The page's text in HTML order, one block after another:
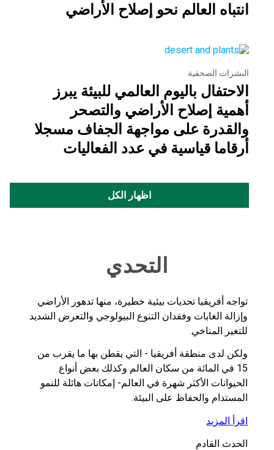
انتباه العالم نحو إصلاح الأراضي
النشرات الصحفية
الاحتفال باليوم العالمي للبيئة يبرز
أهمية إصلاح الأراضي والتصحر
والقدرة على مواجهة الجفاف مسجلا
أرقاما قياسية في عدد الفعاليات
اظهار الكل
التحدي
تواجه أفريقيا تحديات بيئية خطيرة، منها تدهور الأراضي
وإزالة الغابات وفقدان التنوع البيولوجي والتعرض الشديد
للتغير المناخي.
ولكن لدى منطقة أفريقيا - التي يقطن بها ما يقرب من
15 في المائة من سكان العالم وكذلك بعض أنواع
الحيوانات الأكثر شهرة في العالم- إمكانات هائلة للنمو
المستدام والحفاظ على البيئة.
اقرأ المزيد
الحدث القادم